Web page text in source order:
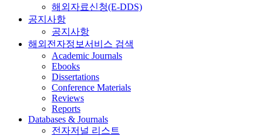
해외자료신청(E-DDS)
공지사항
공지사항
해외전자정보서비스 검색
Academic Journals
Ebooks
Dissertations
Conference Materials
Reviews
Reports
Databases & Journals
전자저널 리스트